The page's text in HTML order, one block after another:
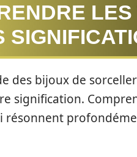
des bijoux de
signification.
résonnent